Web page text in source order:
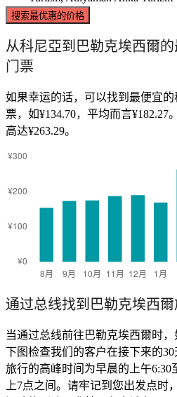
搜索最优惠的价格
从科尼亞到巴勒克埃西爾
门票
如果幸运的话，可以找到最便宜
票，如¥134.70，平均而言
高达¥263.29。
通过总线找到巴勒克埃西
当通过总线前往巴勒克埃西爾时
下图检查我们的客户在接下来的30
旅行的高峰时间为早晨的上午6:30
上7点之间。请牢记到您出发点时